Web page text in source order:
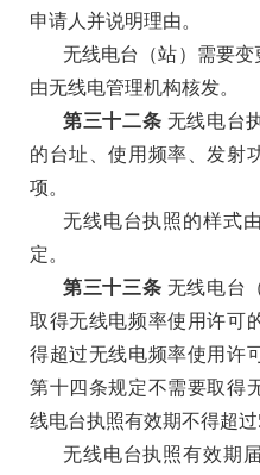
申请人并说明理由。
无线电台（站）需要变
由无线电管理机构核发。
第三十二条 无线电台
的台址、使用频率、发射
项。
无线电台执照的样式
定。
第三十三条 无线电台
取得无线电频率使用许可
得超过无线电频率使用许
第十四条规定不需要取得
线电台执照有效期不得超过
无线电台执照有效期